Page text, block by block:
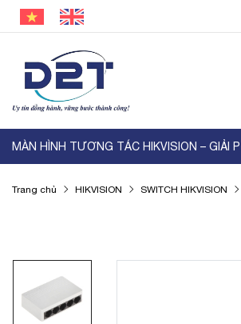
Trang chủ HIKVISION SWITCH HIKVISION